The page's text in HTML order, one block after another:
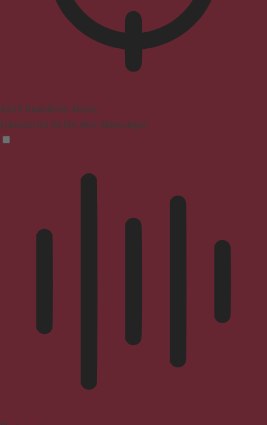
ADHD-freundlicher Modus
Fokussiertes Surfen, ohne Ablenkungen